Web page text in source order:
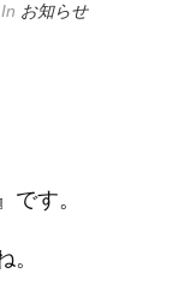
In お知らせ
です。
。